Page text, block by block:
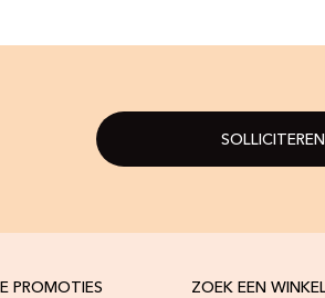
SOLLICITEREN
PROMOTIES ZOEK EEN